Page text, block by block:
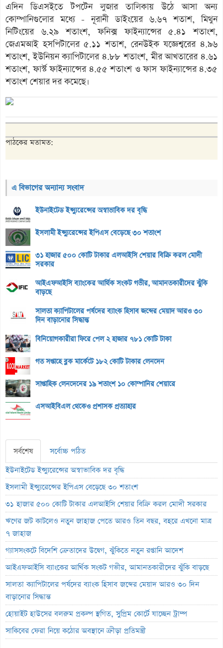
এদিন ডিএসইতে টপটেন লুজার তালিকায় উঠে আসা অন্য
কোম্পানিগুলোর মধ্যে - নূরানী ডাইংয়ের ৬.৬৭ শতাশ, মিথুন
নিটিংয়ের ৬.২৯ শতাংশ, ফনিক্স ফাইন্যান্সের ৫.৪১ শতাংশ,
জেএমআই হসপিটালের ৫.১১ শতাশ, রেনউইক যজ্ঞেশ্বরের ৪.৯৬
শতাংশ, ইউনিয়ন ক্যাপিটালের ৪.৮৮ শতাংশ, মীর আখতারের ৪.৬১
শতাংশ, ফার্স্ট ফাইন্যান্সের ৪.৫৫ শতাংশ ও ফাস ফাইন্যান্সের ৪.৩৫
শতাংশ শেয়ার দর কমেছে।
পাঠকের মতামত:
এ বিভাগের অন্যান্য সংবাদ
ইউনাইটেড ইন্স্যুরেন্সের অস্বাভাবিক দর বৃদ্ধি
ইসলামী ইন্স্যুরেন্সের ইপিএস বেড়েছে ৩০ শতাংশ
৩১ হাজার ৫০০ কোটি টাকার এলআইসি শেয়ার বিক্রি করল মোদী
সরকার
আইএফআইসি ব্যাংকের আর্থিক সংকট গভীর, আমানতকারীদের ঝুঁকি
বাড়ছে
সালতা ক্যাপিটালের পর্ষদের ব্যাংক হিসাব জব্দের মেয়াদ আরও ৩০
দিন বাড়ানোর সিদ্ধান্ত
বিনিয়োগকারীরা ফিরে পেল ২ হাজার ৭৮১ কোটি টাকা
গত সপ্তাহে ব্লক মার্কেটে ১৮২ কোটি টাকার লেনদেন
সাপ্তাহিক লেনদেনের ১৯ শতাংশ ১০ কোম্পানির শেয়ারে
এসআইবিএল থেকেও প্রশাসক প্রত্যাহার
সর্বশেষ
সর্বোচ্চ পঠিত
ইউনাইটেড ইন্স্যুরেন্সের অস্বাভাবিক দর বৃদ্ধি
ইসলামী ইন্স্যুরেন্সের ইপিএস বেড়েছে ৩০ শতাংশ
৩১ হাজার ৫০০ কোটি টাকার এলআইসি শেয়ার বিক্রি করল মোদী সরকার
ঋণের জট কাটলেও নতুন জাহাজ পেতে আরও তিন বছর, বহরে এখনো মাত্র
৭ জাহাজ
গ্যাসসংকটে বিদেশি ক্রেতাদের উদ্বেগ, ঝুঁকিতে নতুন রপ্তানি আদেশ
আইএফআইসি ব্যাংকের আর্থিক সংকট গভীর, আমানতকারীদের ঝুঁকি বাড়ছে
সালতা ক্যাপিটালের পর্ষদের ব্যাংক হিসাব জব্দের মেয়াদ আরও ৩০ দিন
বাড়ানোর সিদ্ধান্ত
হোয়াইট হাউসের বলরুম প্রকল্প স্থগিত, সুপ্রিম কোর্টে যাচ্ছেন ট্রাম্প
সাকিবের ফেরা নিয়ে কঠোর অবস্থানে ক্রীড়া প্রতিমন্ত্রী